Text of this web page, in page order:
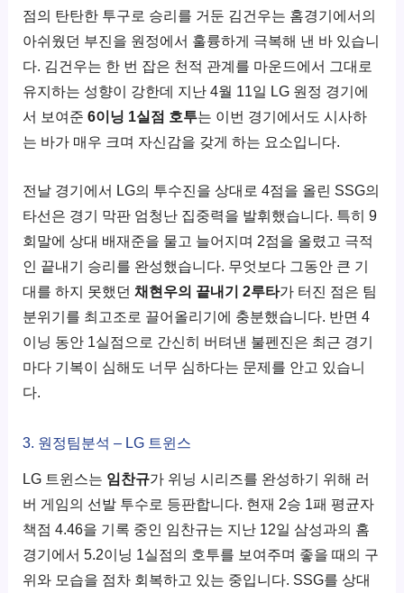
점의 탄탄한 투구로 승리를 거둔 김건우는 홈경기에서의
아쉬웠던 부진을 원정에서 훌륭하게 극복해 낸 바 있습니
다. 김건우는 한 번 잡은 천적 관계를 마운드에서 그대로
유지하는 성향이 강한데 지난 4월 11일 LG 원정 경기에
서 보여준6이닝 1실점 호투는 이번 경기에서도 시사하
는 바가 매우 크며 자신감을 갖게 하는 요소입니다.
전날 경기에서 LG의 투수진을 상대로 4점을 올린 SSG의
타선은 경기 막판 엄청난 집중력을 발휘했습니다. 특히 9
회말에 상대 배재준을 물고 늘어지며 2점을 올렸고 극적
인 끝내기 승리를 완성했습니다. 무엇보다 그동안 큰 기
대를 하지 못했던채현우의 끝내기 2루타가 터진 점은 팀
분위기를 최고조로 끌어올리기에 충분했습니다. 반면 4
이닝 동안 1실점으로 간신히 버텨낸 불펜진은 최근 경기
마다 기복이 심해도 너무 심하다는 문제를 안고 있습니
다.
3. 원정팀분석 – LG 트윈스
LG 트윈스는 임찬규가 위닝 시리즈를 완성하기 위해 러
버 게임의 선발 투수로 등판합니다. 현재 2승 1패 평균자
책점 4.46을 기록 중인 임찬규는 지난 12일 삼성과의 홈
경기에서 5.2이닝 1실점의 호투를 보여주며 좋을 때의 구
위와 모습을 점차 회복하고 있는 중입니다. SSG를 상대